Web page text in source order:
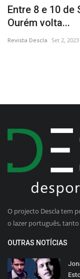
Entre 8 e 10 de
Ourém volta...
Revista Descla Set 2, 2023
O projecto Descla tem
o lazer português,
OUTRAS NOTÍCIAS